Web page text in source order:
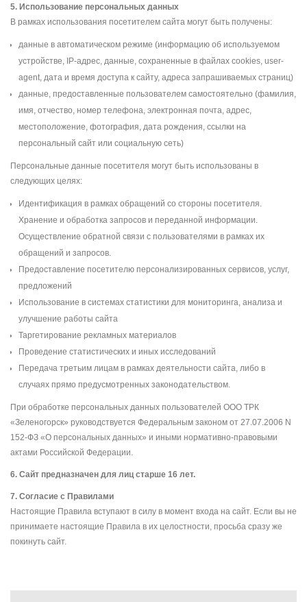
5. Использование персональных данных
В рамках использования посетителем сайта могут быть получены:
данные в автоматическом режиме (информацию об используемом
устройстве, IP-адрес, данные, сохраненные в файлах cookies, user-
agent, дата и время доступа к сайту, адреса запрашиваемых страниц)
данные, предоставленные пользователем самостоятельно (фамилия,
имя, отчество, номер телефона, электронная почта, адрес,
местоположение, фотография, дата рождения, ссылки на
персональный сайт или социальную сеть)
Персональные данные посетителя могут быть использованы в
следующих целях:
Идентификация в рамках обращений со стороны посетителя.
Хранение и обработка запросов и переданной информации.
Осуществление обратной связи с пользователями в рамках их
обращений и запросов.
Предоставление посетителю персонализированных сервисов, услуг,
предложений
Использование в системах статистики для мониторинга, анализа и
улучшение работы сайта
Таргетирование рекламных материалов
Проведение статистических и иных исследований
Передача третьим лицам в рамках деятельности сайта, либо в
случаях прямо предусмотренных законодательством.
При обработке персональных данных пользователей ООО ТРК
«Зеленогорск» руководствуется Федеральным законом от 27.07.2006 N
152-ФЗ «О персональных данных» и иными нормативно-правовыми
актами Российской Федерации.
6. Сайт предназначен для лиц старше 16 лет.
7. Согласие с Правилами
Настоящие Правила вступают в силу в момент входа на сайт. Если вы не
принимаете настоящие Правила в их целостности, просьба сразу же
покинуть сайт.